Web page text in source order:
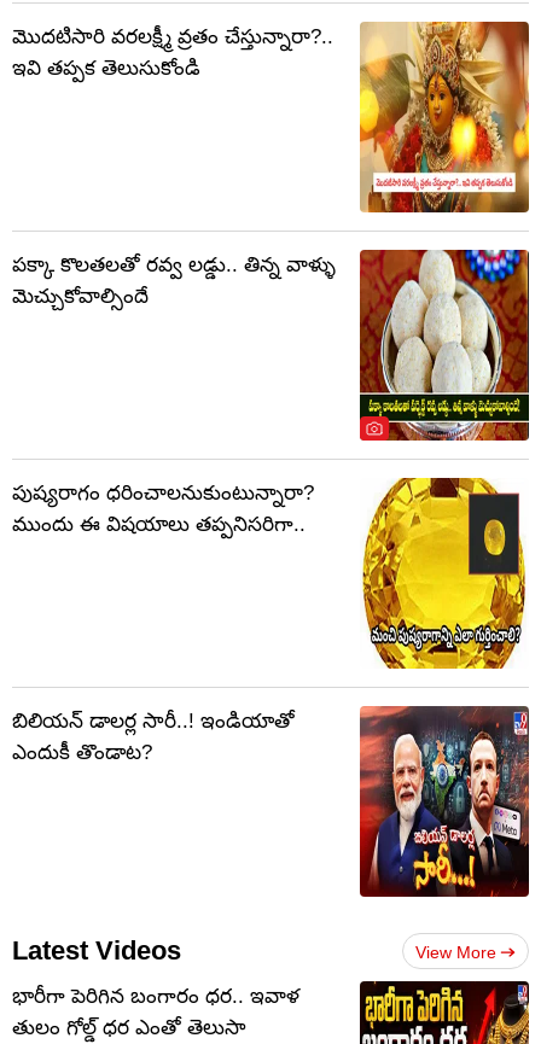
మొదటిసారి వరలక్ష్మీ వ్రతం చేస్తున్నారా?..
ఇవి తప్పక తెలుసుకోండి
పక్కా కొలతలతో రవ్వ లడ్డు.. తిన్న వాళ్ళు
మెచ్చుకోవాల్సిందే
పుష్యరాగం ధరించాలనుకుంటున్నారా?
ముందు ఈ విషయాలు తప్పనిసరిగా..
బిలియన్ డాలర్ల సారీ..! ఇండియాతో
ఎందుకీ తొండాట?
Latest Videos View More
భారీగా పెరిగిన బంగారం ధర.. ఇవాళ
తులం గోల్డ్‌ ధర ఎంతో తెలుసా